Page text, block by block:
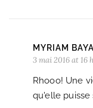
MYRIAM BAYA
3 mai 2016 at 16
Rhooo! Une
qu'elle puisse